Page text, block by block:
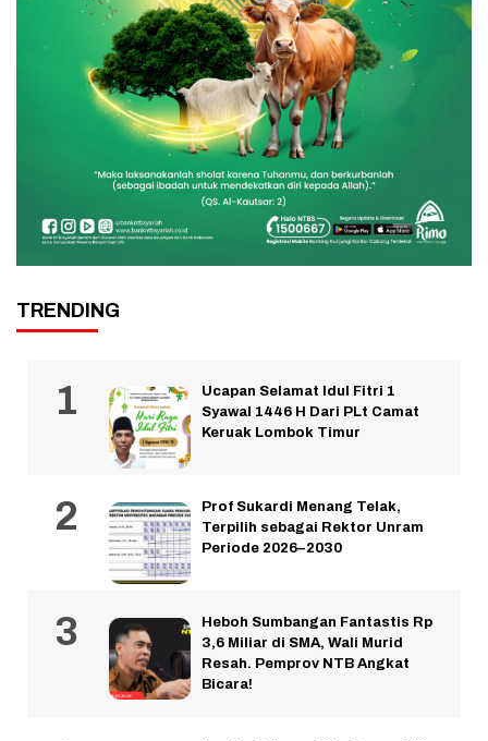
TRENDING
Ucapan Selamat Idul Fitri 1
Syawal 1446 H Dari PLt Camat
Keruak Lombok Timur
Prof Sukardi Menang Telak,
Terpilih sebagai Rektor Unram
Periode 2026–2030
Heboh Sumbangan Fantastis Rp
3,6 Miliar di SMA, Wali Murid
Resah. Pemprov NTB Angkat
Bicara!